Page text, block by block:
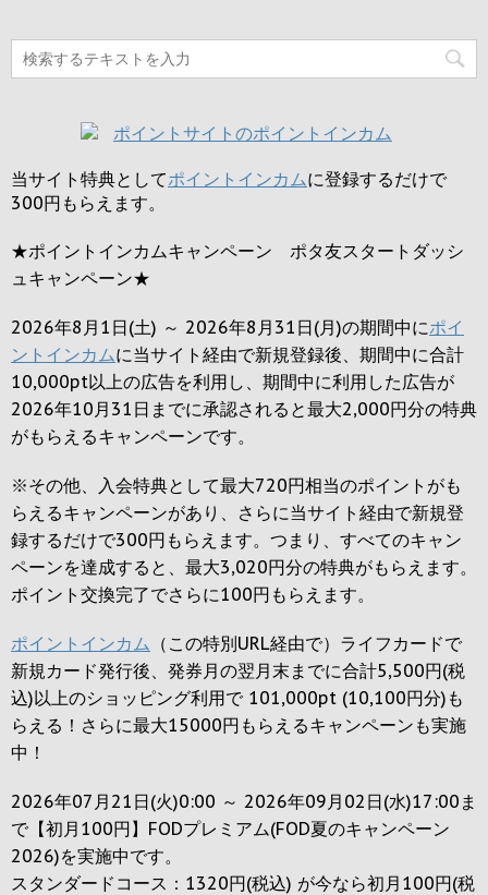
当サイト特典としてポイントインカムに登録するだけで
300円 もらえます。
★ポイントインカムキャンペーン ポタ友スタートダッシ
ュキャンペーン★
2026年8月1日(土) ～ 2026年8月31日(月)の期間中にポイ
ントインカムに当サイト経由で新規登録後、期間中に合計
10,000pt以上の広告を利用し、期間中に利用した広告が
2026年10月31日までに承認されると最大2,000円分の特典
がもらえるキャンペーンです。
※その他、入会特典として最大720円相当のポイントがも
らえるキャンペーンがあり、さらに当サイト経由で新規登
録するだけで300円 もらえます。つまり、すべてのキャン
ペーンを達成すると、最大3,020円分の特典がもらえます。
ポイント交換完了でさらに100円 もらえます。
ポイントインカム （この特別URL経由で）ライフカードで
新規カード発行後、発券月の翌月末までに合計5,500円(税
込)以上のショッピング利用で 101,000pt (10,100円分)も
らえる！さらに最大15000円もらえるキャンペーンも実施
中！
2026年07月21日(火)0:00 ～ 2026年09月02日(水)17:00ま
で【初月100円】FODプレミアム(FOD夏のキャンペーン
2026)を実施中です。
スタンダードコース：1320円(税込) が今なら初月100円(税